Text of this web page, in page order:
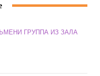
ГРУППА ИЗ ЗАЛА